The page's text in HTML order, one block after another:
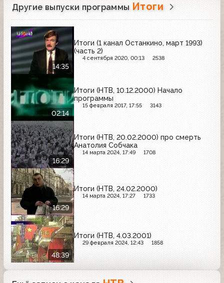
Другие выпуски программы Итоги
14:35
Итоги (1 канал Останкино, март 1993)
(часть 2)
4 сентября 2020, 00:13 2538
02:14
Итоги (НТВ, 10.12.2000) Начало
программы
15 февраля 2017, 17:55 3143
16:29
Итоги (НТВ, 20.02.2000) про смерть
Анатолия Собчака
14 марта 2024, 17:49 1708
16:29
Итоги (НТВ, 24.02.2000)
14 марта 2024, 17:27 1733
48:39
Итоги (НТВ, 4.03.2001)
29 февраля 2024, 12:43 1858